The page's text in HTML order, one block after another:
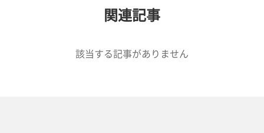
関連記事
該当する記事がありません